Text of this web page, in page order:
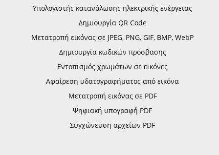
Υπολογιστής κατανάλωσης ηλεκτρικής ενέργειας
Δημιουργία QR Code
Μετατροπή εικόνας σε JPEG, PNG, GIF, BMP, WebP
Δημιουργία κωδικών πρόσβασης
Εντοπισμός χρωμάτων σε εικόνες
Αφαίρεση υδατογραφήματος από εικόνα
Μετατροπή εικόνας σε PDF
Ψηφιακή υπογραφή PDF
Συγχώνευση αρχείων PDF